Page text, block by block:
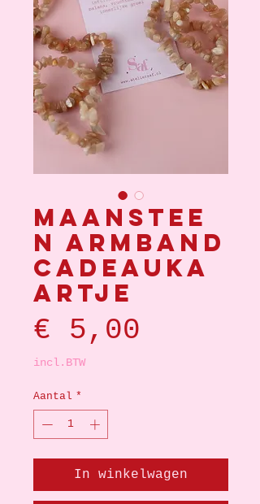
Maanstee
n armband
cadeauka
artje
€ 5,00
incl.BTW
Aantal *
In winkelwagen